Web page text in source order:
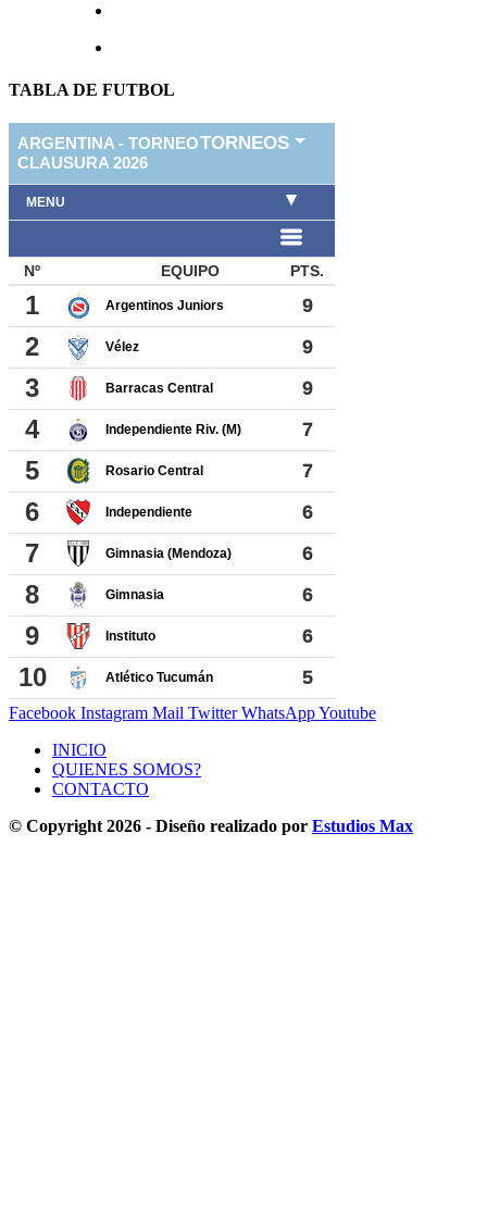
TABLA DE FUTBOL
Facebook Instagram Mail Twitter WhatsAppYoutube
INICIO
QUIENES SOMOS?
CONTACTO
© Copyright 2026 - Diseño realizado por Estudios Max